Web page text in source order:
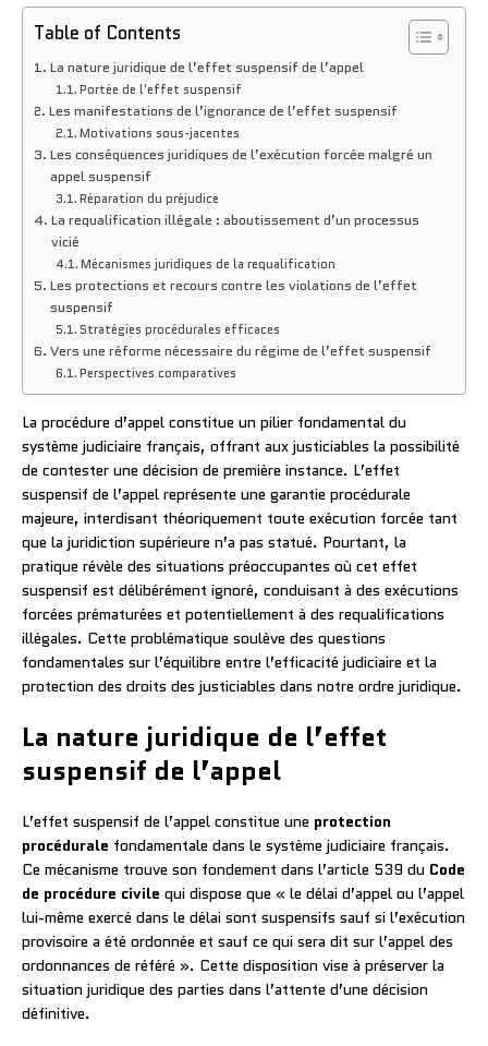
Table of Contents
La nature juridique de l’effet suspensif de l’appel
Portée de l’effet suspensif
Les manifestations de l’ignorance de l’effet suspensif
Motivations sous-jacentes
Les conséquences juridiques de l’exécution forcée malgré un
appel suspensif
Réparation du préjudice
La requalification illégale : aboutissement d’un processus
vicié
Mécanismes juridiques de la requalification
Les protections et recours contre les violations de l’effet
suspensif
Stratégies procédurales efficaces
Vers une réforme nécessaire du régime de l’effet suspensif
Perspectives comparatives
La procédure d’appel constitue un pilier fondamental du
système judiciaire français, offrant aux justiciables la possibilité
de contester une décision de première instance. L’effet
suspensif de l’appel représente une garantie procédurale
majeure, interdisant théoriquement toute exécution forcée tant
que la juridiction supérieure n’a pas statué. Pourtant, la
pratique révèle des situations préoccupantes où cet effet
suspensif est délibérément ignoré, conduisant à des exécutions
forcées prématurées et potentiellement à des requalifications
illégales. Cette problématique soulève des questions
fondamentales sur l’équilibre entre l’efficacité judiciaire et la
protection des droits des justiciables dans notre ordre juridique.
La nature juridique de l’effet
suspensif de l’appel
L’effet suspensif de l’appel constitue une protection
procédurale fondamentale dans le système judiciaire français.
Ce mécanisme trouve son fondement dans l’article 539 du Code
de procédure civile qui dispose que « le délai d’appel ou l’appel
lui-même exercé dans le délai sont suspensifs sauf si l’exécution
provisoire a été ordonnée et sauf ce qui sera dit sur l’appel des
ordonnances de référé ». Cette disposition vise à préserver la
situation juridique des parties dans l’attente d’une décision
définitive.